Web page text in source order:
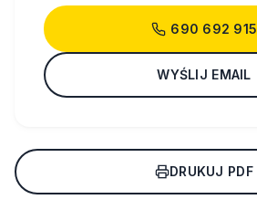
690 692 915
WYŚLIJ EMAIL
DRUKUJ PDF